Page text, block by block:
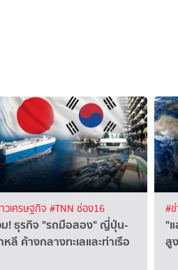
วเศรษฐกิจ #TNN ช่อง16
! ธุรกิจ "รถมือสอง" ญี่ปุ่น-
หลี ค้างกลางทะเลและท่าเรือ
#
"
สู